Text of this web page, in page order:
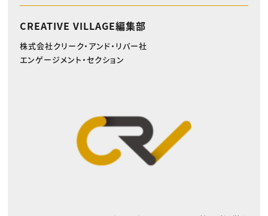
CREATIVE VILLAGE編集部
株式会社クリーク・アンド・リバー社
エンゲージメント・セクション